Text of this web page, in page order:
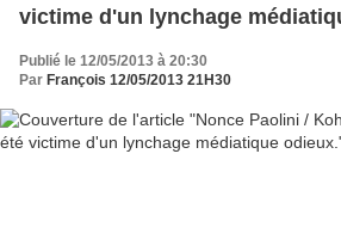
victime d'un lynchage
Publié le 12/05/2013 à 20:30
Par François 12/05/2013 21H30